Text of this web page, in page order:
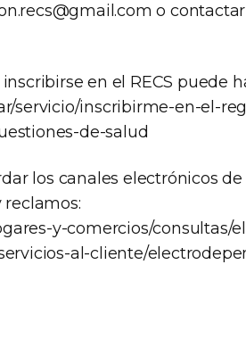
o
en el RECS puede
servicio/inscribirme-en-el-
de-salud
los canales electrónicos
y-comercios/consultas/
al-cliente/